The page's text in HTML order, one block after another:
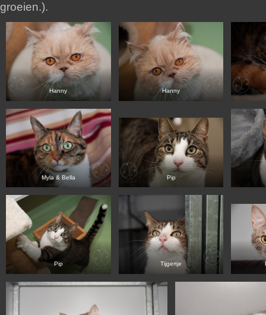
groeien.).
Hanny Hanny
Myla & Bella Pip
Pip Tijgertje